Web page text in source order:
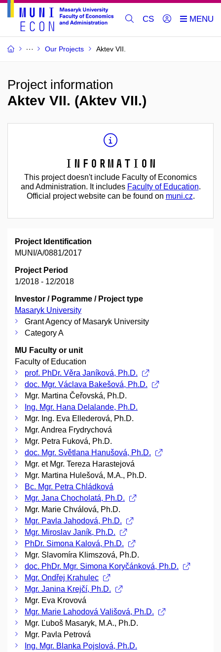
CS
Our Projects Aktev VII.
Project information
Aktev VII. (Aktev VII.)
Information
This project doesn't include Faculty of Economics
and Administration. It includes Faculty of Education.
Official project website can be found on muni.cz.
Project Identification
MUNI/A/0881/2017
Project Period
1/2018 - 12/2018
Investor / Pogramme / Project type
Masaryk University
Grant Agency of Masaryk University
Category A
MU Faculty or unit
Faculty of Education
prof. PhDr. Věra Janíková, Ph.D.
doc. Mgr. Václava Bakešová, Ph.D.
Mgr. Martina Čeřovská, Ph.D.
Ing. Mgr. Hana Delalande, Ph.D.
Mgr. Ing. Eva Ellederová, Ph.D.
Mgr. Andrea Frydrychová
Mgr. Petra Fuková, Ph.D.
doc. Mgr. Světlana Hanušová, Ph.D.
Mgr. et Mgr. Tereza Harastejová
Mgr. Martina Hulešová, M.A., Ph.D.
Bc. Mgr. Petra Chládková
Mgr. Jana Chocholatá, Ph.D.
Mgr. Marie Chválová, Ph.D.
Mgr. Pavla Jahodová, Ph.D.
Mgr. Miroslav Janík, Ph.D.
PhDr. Simona Kalová, Ph.D.
Mgr. Slavomíra Klimszová, Ph.D.
doc. PhDr. Mgr. Simona Koryčánková, Ph.D.
Mgr. Ondřej Krahulec
Mgr. Janina Krejčí, Ph.D.
Mgr. Eva Krovová
Mgr. Marie Lahodová Vališová, Ph.D.
Mgr. Ľuboš Masaryk, M.A., Ph.D.
Mgr. Pavla Petrová
Ing. Mgr. Blanka Pojslová, Ph.D.